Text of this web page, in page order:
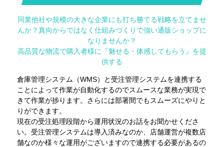
同業他社や規模の大きな企業にも打ち勝てる戦略を立てませ
んか？真向からではなく仕組みづくりで強い通販ショップに
なりませんか？
高品質な物流で購入者様に『魅せる・体感してもらう』を提
供する
倉庫管理システム（WMS）と受注管理システムを連携する
ことによって作業が自動化するのでスムースな業務が実現で
きて作業が捗ります。さらには部署間でもスムーズにやりと
りができます。
現在の受注処理段階から運用状況のお話をお聞かせくださ
い。受注管理システムは導入済みなのか、店舗運営が複数店
舗なのか様々な運用がございますので連携する必要があるの